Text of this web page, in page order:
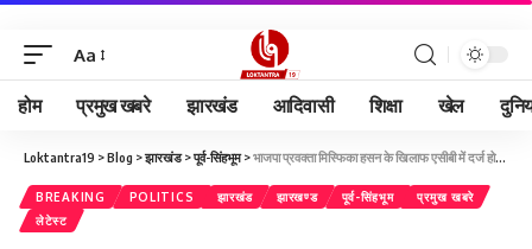
Aa
होम प्रमुख खबरे झारखंड आदिवासी शिक्षा खेल
Loktantra19 >Blog >झारखंड>पूर्व-सिंहभूम>भाजपा प्रवक्ता मिस्फिका हसन के खिलाफ एसीबी में दर्ज होगी पीई
BREAKING POLITICS झारखंड झारखण्ड पूर्व-सिंहभूम
प्रमुख खबरे
लेटेस्ट